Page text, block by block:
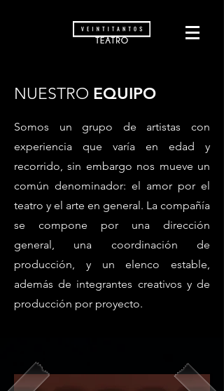
NUESTRO EQUIPO
Somos un grupo de artistas con
experiencia que varía en edad y
recorrido, sin embargo nos mueve un
común denominador: el amor por el
teatro y el arte en general. La compañía
se compone por una dirección
general, una coordinación de
producción, y un elenco estable,
además de integrantes creativos y de
producción por proyecto.